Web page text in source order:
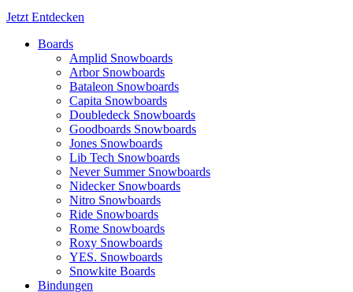
Jetzt Entdecken
Boards
Amplid Snowboards
Arbor Snowboards
Bataleon Snowboards
Capita Snowboards
Doubledeck Snowboards
Goodboards Snowboards
Jones Snowboards
Lib Tech Snowboards
Never Summer Snowboards
Nidecker Snowboards
Nitro Snowboards
Ride Snowboards
Rome Snowboards
Roxy Snowboards
YES. Snowboards
Snowkite Boards
Bindungen